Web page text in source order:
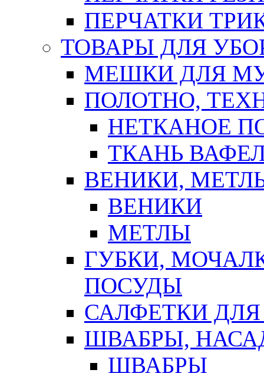
ПЕРЧАТКИ
ТОВАРЫ ДЛЯ
МЕШКИ ДЛЯ
ПОЛОТНО,
НЕТКАНОЕ
ТКАНЬ
ВЕНИКИ,
ВЕНИКИ
МЕТЛЫ
ГУБКИ,
ПОСУДЫ
САЛФЕТКИ
ШВАБРЫ,
ШВАБРЫ